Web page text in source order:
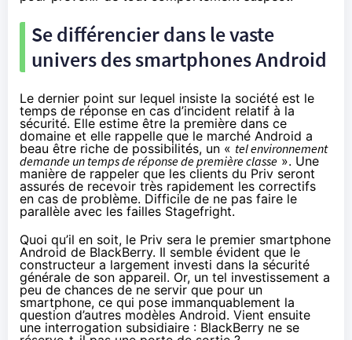
Se différencier dans le vaste
univers dessmartphonesAndroid
Le dernier point sur lequel insiste la société est le
temps de réponse en cas d’incident relatif à la
sécurité. Elle estime être la première dans ce
domaine et elle rappelle que le marché Android a
beau être riche de possibilités, un « tel environnement
demande un temps de réponse de première classe ». Une
manière de rappeler que les clients du Priv seront
assurés de recevoir très rapidement les correctifs
en cas de problème. Difficile de ne pas faire le
parallèle avec les failles Stagefright.
Quoi qu’il en soit, le Priv sera le premier smartphone
Android de BlackBerry. Il semble évident que le
constructeur a largement investi dans la sécurité
générale de son appareil. Or, un tel investissement a
peu de chances de ne servir que pour un
smartphone, ce qui pose immanquablement la
question d’autres modèles Android. Vient ensuite
une interrogation subsidiaire : BlackBerry ne se